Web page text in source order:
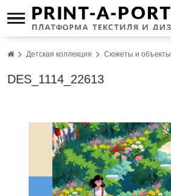
Детская коллекция Сюжеты и объекты
DES_1114_22613